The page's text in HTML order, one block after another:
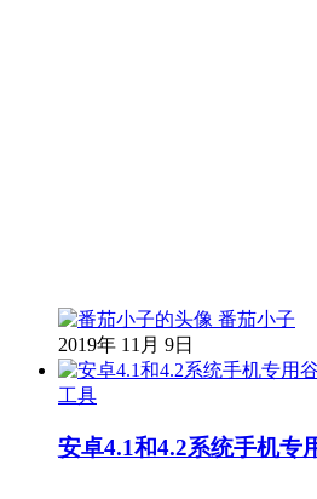
番茄小子
2019年 11月 9日
工具
安卓4.1和4.2系统手机专